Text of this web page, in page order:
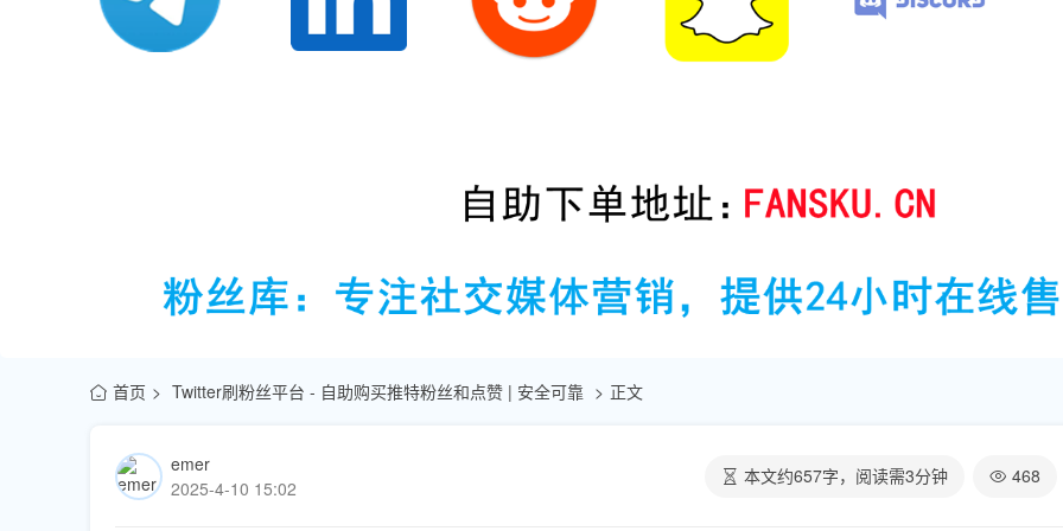
首页 Twitter刷粉丝平台 - 自助购买推特粉丝和点赞 | 安全可靠 正文
emer
2025-4-10 15:02
本文约657字，阅读需3分钟 468